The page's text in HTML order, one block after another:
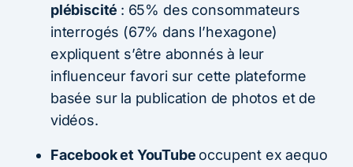
plébiscité : 65% des consommateurs
interrogés (67% dans l’hexagone)
expliquent s’être abonnés à leur
influenceur favori sur cette plateforme
basée sur la publication de photos et de
vidéos.
Facebook et YouTube occupent ex aequo